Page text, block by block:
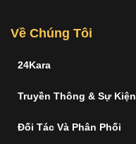
Về Chúng Tôi
24Kara
Truyền Thông & Sự Kiện
Đối Tác Và Phân Phối